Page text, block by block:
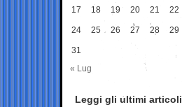
17 18 19 20 21 22
24 25 26 27 28 29
31
« Lug
Leggi gli ultimi articoli